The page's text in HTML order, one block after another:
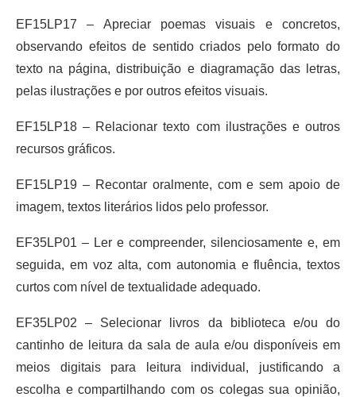
EF15LP17 – Apreciar poemas visuais e concretos,
observando efeitos de sentido criados pelo formato do
texto na página, distribuição e diagramação das letras,
pelas ilustrações e por outros efeitos visuais.
EF15LP18 – Relacionar texto com ilustrações e outros
recursos gráficos.
EF15LP19 – Recontar oralmente, com e sem apoio de
imagem, textos literários lidos pelo professor.
EF35LP01 – Ler e compreender, silenciosamente e, em
seguida, em voz alta, com autonomia e fluência, textos
curtos com nível de textualidade adequado.
EF35LP02 – Selecionar livros da biblioteca e/ou do
cantinho de leitura da sala de aula e/ou disponíveis em
meios digitais para leitura individual, justificando a
escolha e compartilhando com os colegas sua opinião,